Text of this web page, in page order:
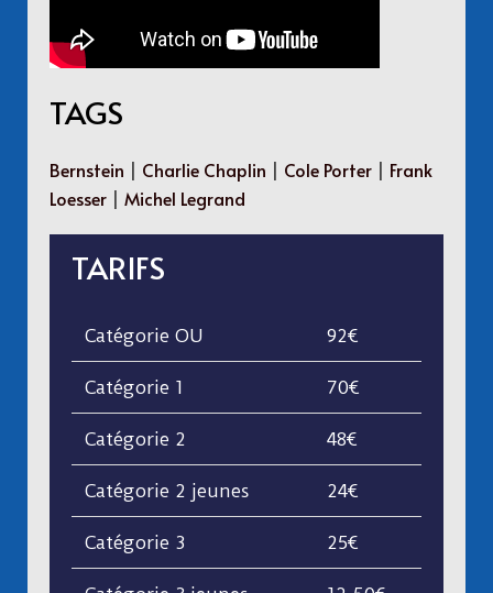
TAGS
Bernstein | Charlie Chaplin | Cole Porter | Frank
Loesser | Michel Legrand
TARIFS
Catégorie OU 92€
Catégorie 1 70€
Catégorie 2 48€
Catégorie 2 jeunes 24€
Catégorie 3 25€